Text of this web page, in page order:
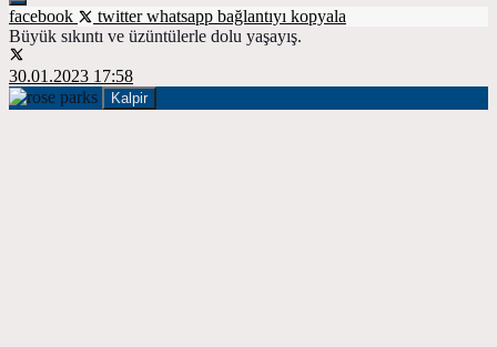
facebook twitterwhatsapp bağlantıyı kopyala
Büyük sıkıntı ve üzüntülerle dolu yaşayış.
30.01.2023 17:58
Kalpir